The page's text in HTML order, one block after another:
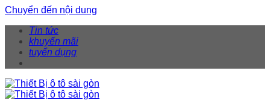
Chuyển đến nội dung
Tin tức
khuyến mãi
tuyển dụng